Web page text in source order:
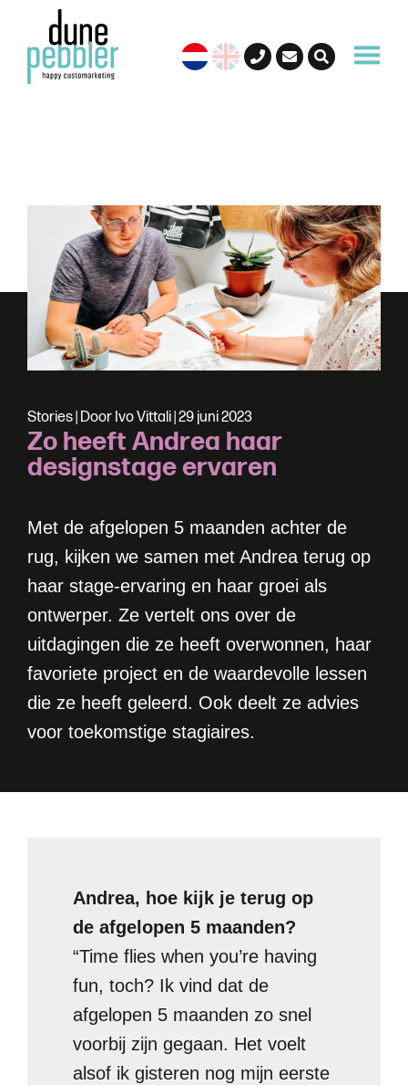
Stories Door IvoVittali 29 juni2023
Zo heeft Andrea haar
designstageervaren
Met de afgelopen 5 maanden achter de
rug, kijken we samen met Andrea terug op
haar stage-ervaring en haar groei als
ontwerper. Ze vertelt ons over de
uitdagingen die ze heeft overwonnen, haar
favoriete project en de waardevolle lessen
die ze heeft geleerd. Ook deelt ze advies
voor toekomstige stagiaires.
Andrea, hoe kijk je terug op
de afgelopen 5 maanden?
“Time flies when you’re having
fun, toch? Ik vind dat de
afgelopen 5 maanden zo snel
voorbij zijn gegaan. Het voelt
alsof ik gisteren nog mijn eerste